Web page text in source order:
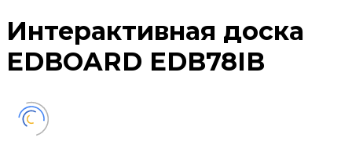
Интерактивная доска
EDBOARD EDB78IB